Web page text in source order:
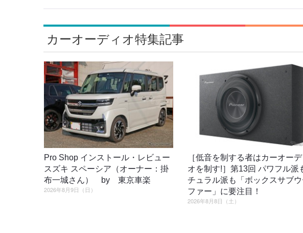
カーオーディオ特集記事
Pro Shop インストール・レビュー
スズキ スペーシア（オーナー：掛
布一城さん） by 東京車楽
2026年8月9日（日）
［低音を制する者はカーオーデ
オを制す!］第13回 パワフル派
チュラル派も「ボックスサブウ
ファー」に要注目！
2026年8月8日（土）